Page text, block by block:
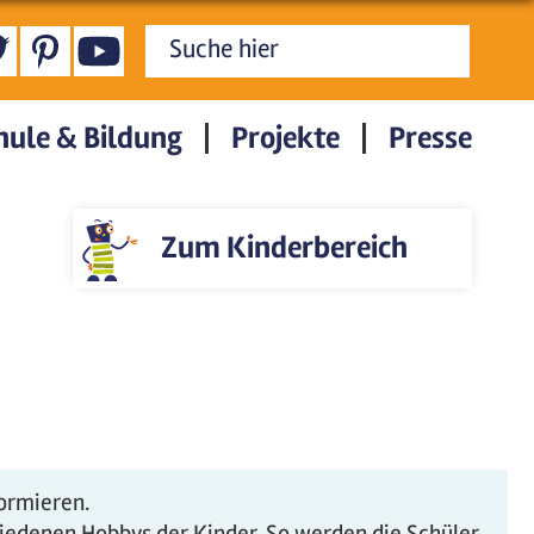
Suchformular
& Bildung Projekte Presse
Zum Kinderbereich